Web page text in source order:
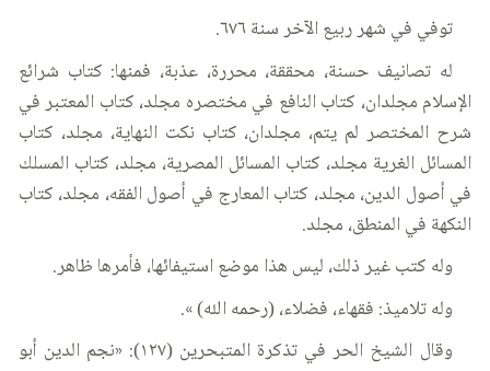
توفي في شهر ربيع الآخر سنة ٦٧٦.
له تصانيف حسنة، محققة، محررة، عذبة، فمنها: كتاب شرائع
الإسلام مجلدان، كتاب النافع في مختصره مجلد، كتاب المعتبر في
شرح المختصر لم يتم، مجلدان، كتاب نكت النهاية، مجلد، كتاب
المسائل الغرية مجلد، كتاب المسائل المصرية، مجلد، كتاب المسلك
في أصول الدين، مجلد، كتاب المعارج في أصول الفقه، مجلد، كتاب
النكهة في المنطق، مجلد.
وله كتب غير ذلك، ليس هذا موضع استيفائها، فأمرها ظاهر.
وله تلاميذ: فقهاء، فضلاء، (رحمه الله) ».
وقال الشيخ الحر في تذكرة المتبحرين (١٢٧): «نجم الدين أبو